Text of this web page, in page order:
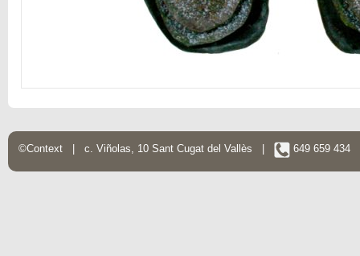
©Context | c. Viñolas, 10 Sant Cugat del Vallès | 649 659